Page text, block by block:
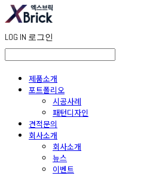
LOG IN 로그인
제품소개
포트폴리오
시공사례
패턴디자인
견적문의
회사소개
회사소개
뉴스
이벤트